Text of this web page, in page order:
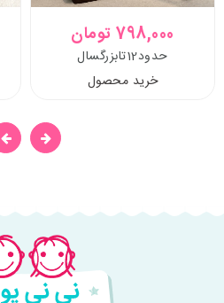
798,000 تومان
حدود12تابزرگسال
خرید محصول